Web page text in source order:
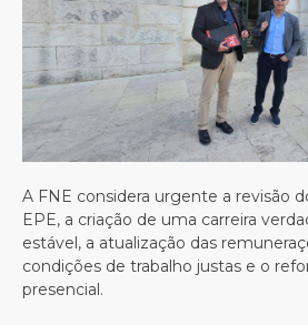
A FNE considera urgente a revisão
EPE, a criação de uma carreira
estável, a atualização das
condições de trabalho justas e o
presencial.